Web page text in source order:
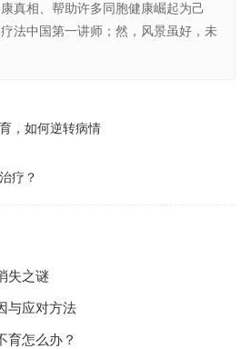
真相、帮助许多同胞健康崛起为己
法中国第一讲师；然，风景虽好，未
，如何逆转病情
疗？
失之谜
与应对方法
育怎么办？